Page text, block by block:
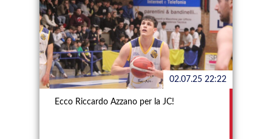
02.07.25 22:22
Ecco Riccardo Azzano per la JC!